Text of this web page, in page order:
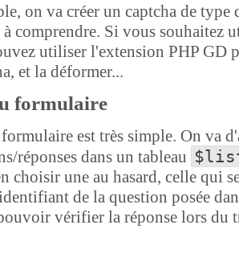
on va créer un captcha de
comprendre. Si vous souhaitez
utiliser l'extension PHP GD
et la déformer...
formulaire
est très simple. On va
réponses dans un tableau
choisir une au hasard, celle qui
de la question posée
vérifier la réponse lors du